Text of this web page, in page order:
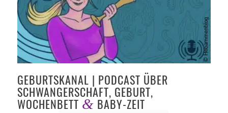
GEBURTSKANAL | PODCAST ÜBER
SCHWANGERSCHAFT, GEBURT,
WOCHENBETT & BABY-ZEIT